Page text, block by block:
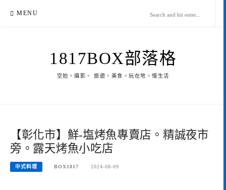
MENU
1817BOX部落格
空拍。攝影。 旅遊。美食。玩在地。慢生活
【彰化市】鮮-塩烤魚專賣店。精誠夜市
旁。露天烤魚小吃店
中式料理 BOX1817 2024-08-09